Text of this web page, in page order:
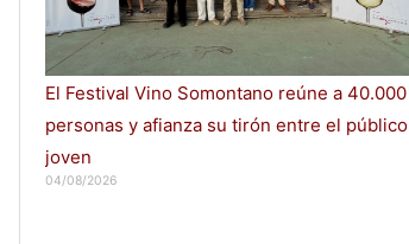
El Festival Vino Somontano reúne a 40.000
personas y afianza su tirón entre el público
joven
04/08/2026